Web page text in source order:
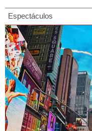
Espectáculos